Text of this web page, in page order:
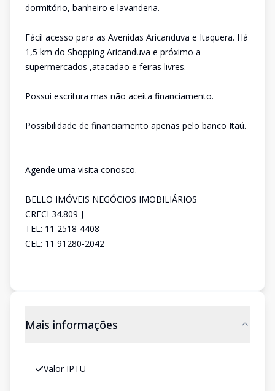
dormitório, banheiro e lavanderia.
Fácil acesso para as Avenidas Aricanduva e Itaquera. Há
1,5 km do Shopping Aricanduva e próximo a
supermercados ,atacadão e feiras livres.
Possui escritura mas não aceita financiamento.
Possibilidade de financiamento apenas pelo banco Itaú.
Agende uma visita conosco.
BELLO IMÓVEIS NEGÓCIOS IMOBILIÁRIOS
CRECI 34.809-J
TEL: 11 2518-4408
CEL: 11 91280-2042
Mais informações
Valor IPTU